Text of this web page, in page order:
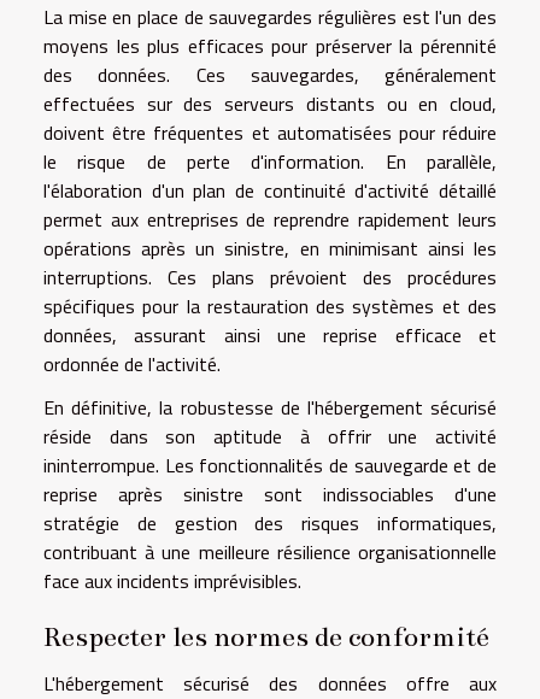
La mise en place de sauvegardes régulières est l'un des
moyens les plus efficaces pour préserver la pérennité
des données. Ces sauvegardes, généralement
effectuées sur des serveurs distants ou en cloud,
doivent être fréquentes et automatisées pour réduire
le risque de perte d'information. En parallèle,
l'élaboration d'un plan de continuité d'activité détaillé
permet aux entreprises de reprendre rapidement leurs
opérations après un sinistre, en minimisant ainsi les
interruptions. Ces plans prévoient des procédures
spécifiques pour la restauration des systèmes et des
données, assurant ainsi une reprise efficace et
ordonnée de l'activité.
En définitive, la robustesse de l'hébergement sécurisé
réside dans son aptitude à offrir une activité
ininterrompue. Les fonctionnalités de sauvegarde et de
reprise après sinistre sont indissociables d'une
stratégie de gestion des risques informatiques,
contribuant à une meilleure résilience organisationnelle
face aux incidents imprévisibles.
Respecter les normes de conformité
L'hébergement sécurisé des données offre aux